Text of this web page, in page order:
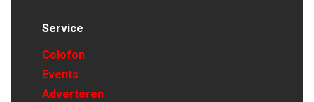
Service
Colofon
Events
Adverteren